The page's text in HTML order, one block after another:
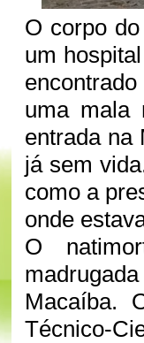
O corpo
um
uma mala
entrada na
já sem
como a
onde
O
Macaíba.
Técnico-